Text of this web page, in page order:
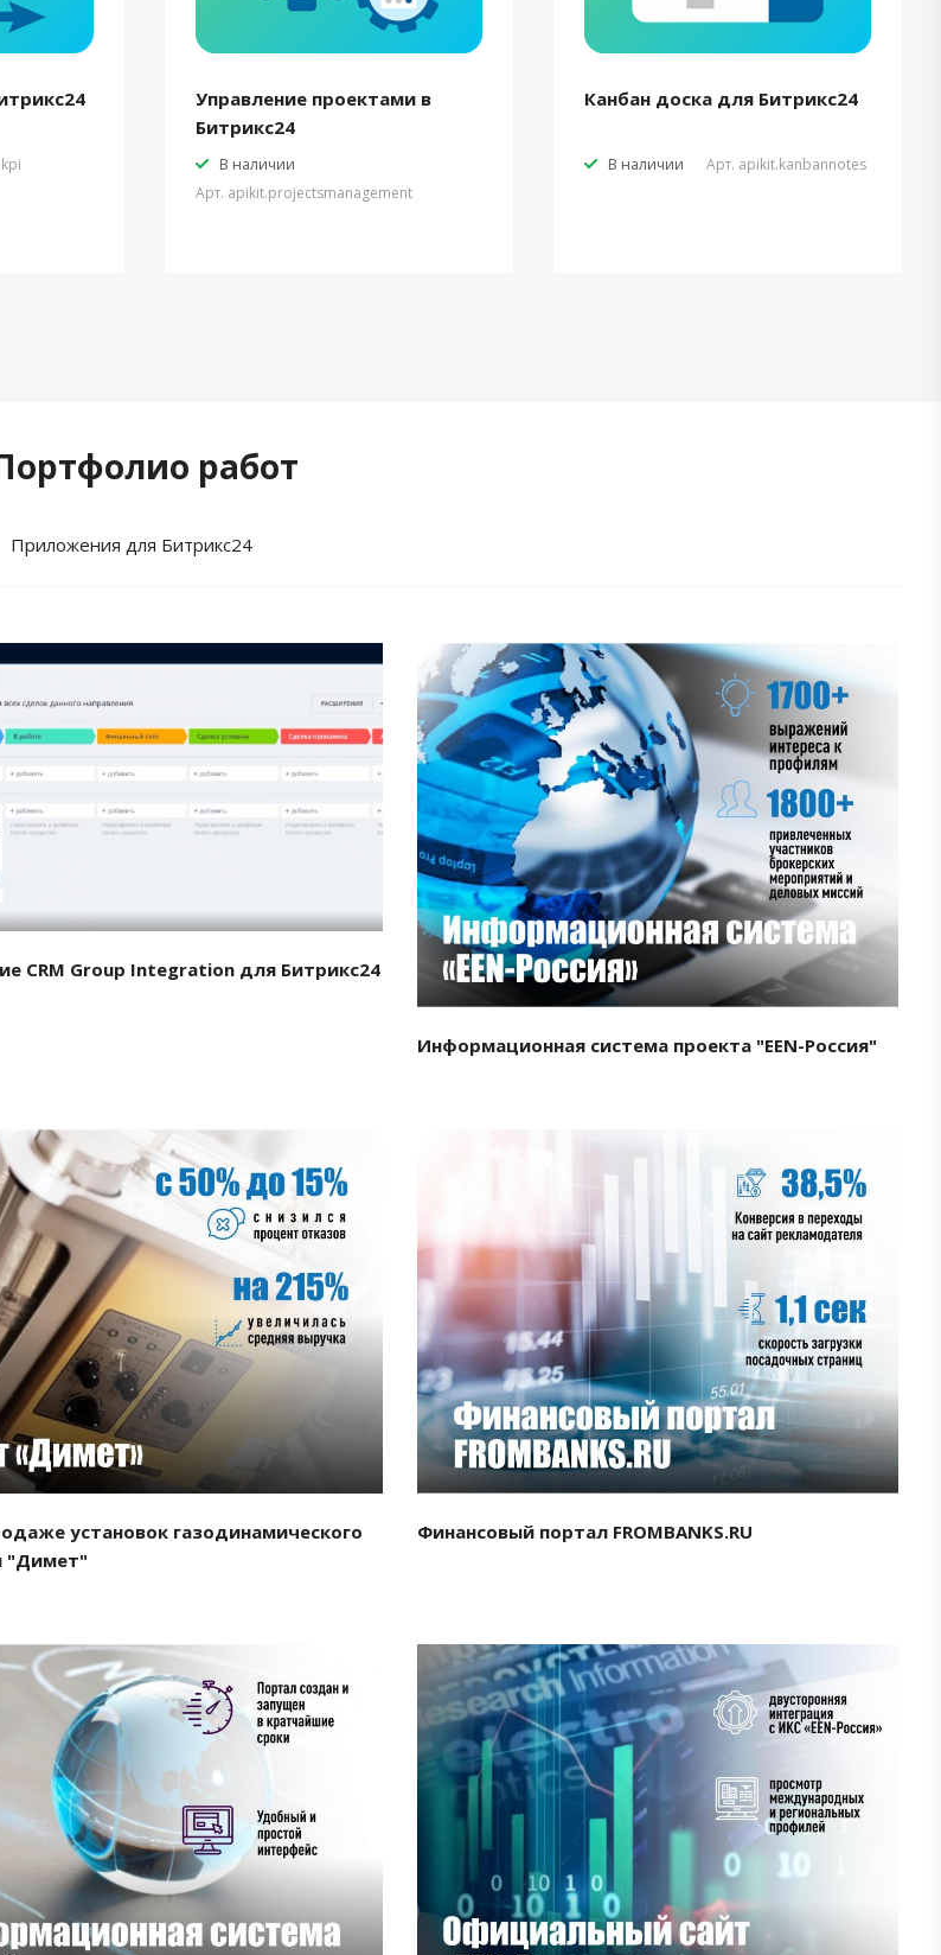
Управление проектами в
Битрикс24
В наличии
Арт. apikit.projectsmanagement
Канбан доска для Битрикс24
В наличии Арт. apikit.kanbannotes
работ
Приложения для Битрикс24
CRM Group Integration для Битрикс24
Смотреть проект
Информационная система проекта "EEN-Россия"
Смотреть проект
установок газодинамического
"Димет"
Смотреть проект
Финансовый портал FROMBANKS.RU
Смотреть проект Смотреть проект